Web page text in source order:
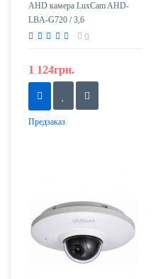
AHD камера LuxCam AHD-
LBA-G720 / 3,6
0
1 124грн.
Предзаказ